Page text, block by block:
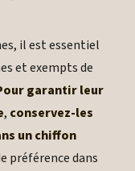
il est essentiel
et exempts de
garantir leur
, conservez-les
un chiffon
préférence dans